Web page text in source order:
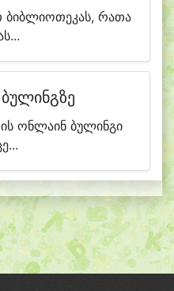
რათა
ონლაინ ბულინგი